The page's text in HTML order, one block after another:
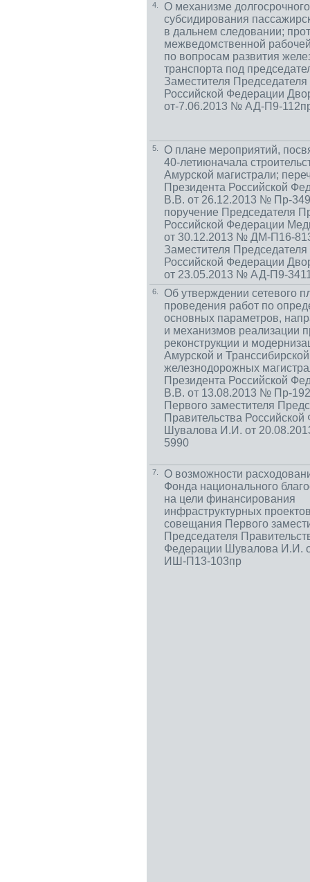
4.
О механизме долгосрочного
субсидирования
в дальнем следовании;
межведомственной
по вопросам развития
транспорта под
Заместителя
Российской Федерации
от-7.06.2013 № АД-П9-
5.
О плане мероприятий,
40-летиюначала
Амурской магистрали;
Президента Российской
В.В. от 26.12.2013 № Пр-
поручение Председателя
Российской Федерации
от 30.12.2013 № ДМ-П16-
Заместителя
Российской Федерации
от 23.05.2013 № АД-П9-
6.
Об утверждении сетевого
проведения работ по
основных параметров,
и механизмов реализации
реконструкции и
Амурской и Транссибирской
железнодорожных
Президента Российской
В.В. от 13.08.2013 № Пр-
Первого заместителя
Правительства
Шувалова И.И. от
5990
7.
О возможности
Фонда национального
на цели финансирования
инфраструктурных
совещания Первого
Председателя
Федерации Шувалова И.И.
ИШ-П13-103пр